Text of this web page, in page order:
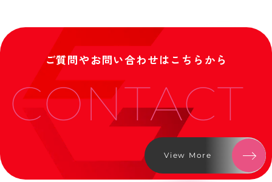
ご質問やお問い合わせはこちらから
CONTACT
View More